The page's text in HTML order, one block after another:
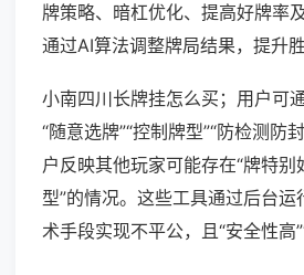
牌策略、暗杠优化、提高好牌率
通过AI算法调整牌局结果，提升胜
小南四川长牌挂怎么买；用户可
“随意选牌”“控制牌型”“防检测防
户反映其他玩家可能存在“牌特别
型”的情况。这些工具通过后台运
术手段实现不平公，且“安全性高